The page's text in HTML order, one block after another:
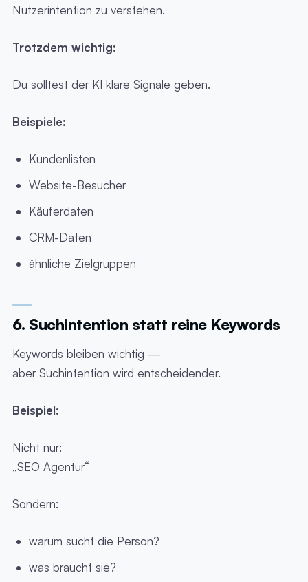
Nutzerintention zu verstehen.
Trotzdem wichtig:
Du solltest der KI klare Signale geben.
Beispiele:
Kundenlisten
Website-Besucher
Käuferdaten
CRM-Daten
ähnliche Zielgruppen
6. Suchintention statt reine Keywords
Keywords bleiben wichtig —
aber Suchintention wird entscheidender.
Beispiel:
Nicht nur:
„SEO Agentur“
Sondern:
warum sucht die Person?
was braucht sie?